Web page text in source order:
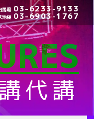
馬場 03-6233-9133
池袋 03-6903-1767
代講